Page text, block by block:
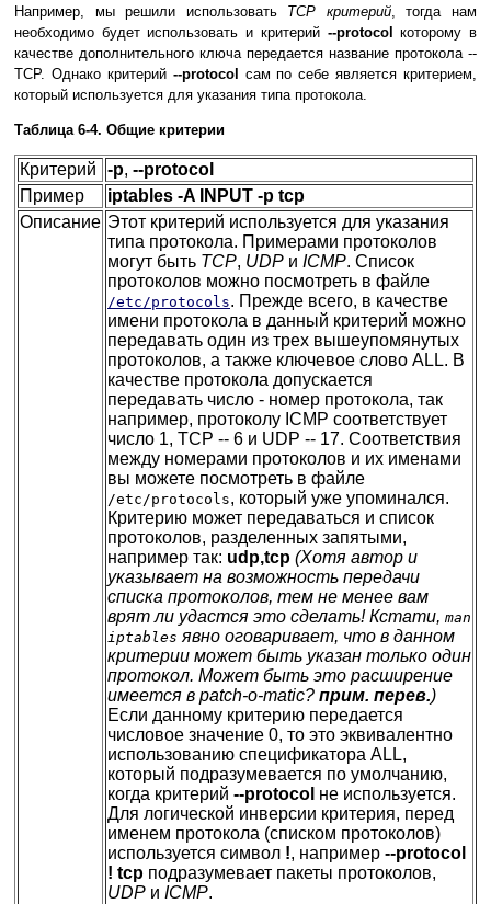
Например, мы решили использовать TCP критерий, тогда нам
необходимо будет использовать и критерий --protocol
которому в
качестве дополнительного ключа передается название протокола --
TCP. Однако критерий --protocol
сам по себе является критерием,
который используется для указания типа протокола.
Таблица 6-4. Общие критерии
Критерий -p, --protocol
Пример
iptables -A INPUT -p tcp
Описание Этот критерий используется для указания
типа протокола. Примерами протоколов
могут быть TCP, UDP и ICMP. Список
протоколов можно посмотреть в файле
/etc/protocols. Прежде всего, в качестве
имени протокола в данный критерий можно
передавать один из трех вышеупомянутых
протоколов, а также ключевое слово ALL. В
качестве протокола допускается
передавать число - номер протокола, так
например, протоколу ICMP соответствует
число 1, TCP -- 6 и UDP -- 17. Соответствия
между номерами протоколов и их именами
вы можете посмотреть в файле
/etc/protocols, который уже упоминался.
Критерию может передаваться и список
протоколов, разделенных запятыми,
например так: udp,tcp (Хотя автор и
указывает на возможность передачи
списка протоколов, тем не менее вам
врят ли удастся это сделать! Кстати, man
iptables явно оговаривает, что в данном
критерии может быть указан только один
протокол. Может быть это расширение
имеется в patch-o-matic? прим. перев.)
Если данному критерию передается
числовое значение 0, то это эквивалентно
использованию спецификатора ALL,
который подразумевается по умолчанию,
когда критерий --protocol не используется.
Для логической инверсии критерия, перед
именем протокола (списком протоколов)
используется символ !, например --protocol
! tcp подразумевает пакеты протоколов,
UDP и ICMP.